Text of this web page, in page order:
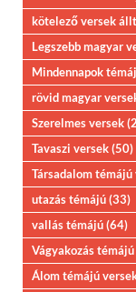
kötelező versek
Legszebb magyar
Mindennapok
rövid magyar
Szerelmes versek
Tavaszi versek(50)
Társadalom témájú
utazás témájú(33)
vallás témájú(64)
Vágyakozás
Álom témájú